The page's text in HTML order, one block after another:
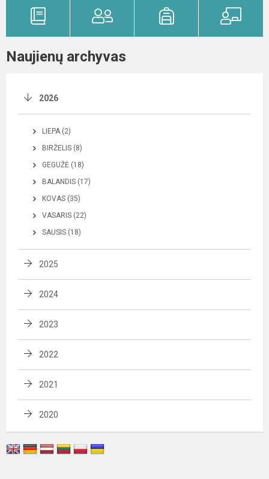
Naujienų archyvas
2026
LIEPA (2)
BIRŽELIS (8)
GEGUŽĖ (18)
BALANDIS (17)
KOVAS (35)
VASARIS (22)
SAUSIS (18)
2025
2024
2023
2022
2021
2020